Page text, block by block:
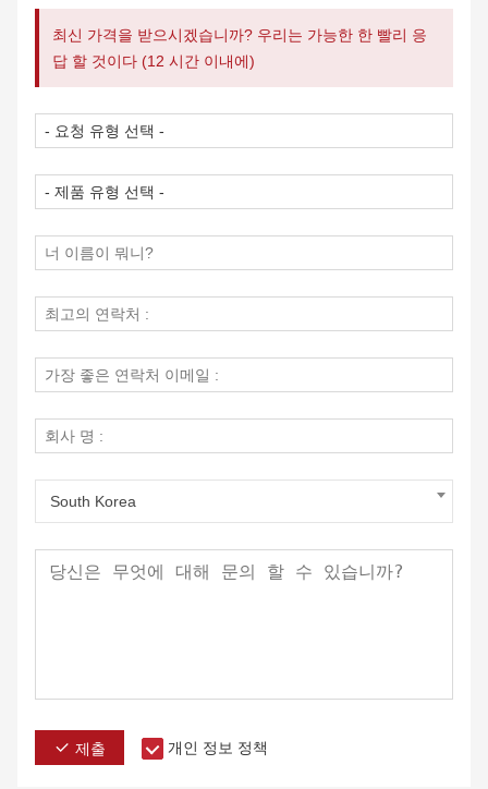
최신 가격을 받으시겠습니까? 우리는 가능한 한 빨리 응
답 할 것이다 (12 시간 이내에)
South Korea
제출 개인 정보 정책